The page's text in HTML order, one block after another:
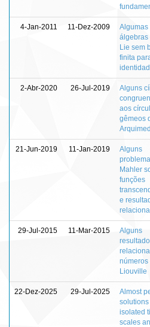
4-Jan-2011 11-Dez-2009
Algumas
álgebras
Lie sem
finita
2-Abr-2020 26-Jul-2019
Alguns
aos
gêmeos
21-Jun-2019 11-Jan-2019
Alguns
Mahler
funções
e
29-Jul-2015 11-Mar-2015
Alguns
números
Liouville
22-Dez-2025 29-Jul-2025
Almost
solutions
isolated
scales